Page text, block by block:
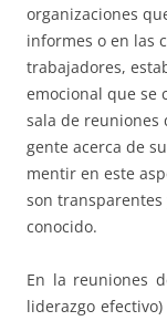
organizaciones
informes o en las
trabajadores,
emocional que se
sala de reuniones
gente acerca de
mentir en este
son
conocido.
En la reuniones
liderazgo